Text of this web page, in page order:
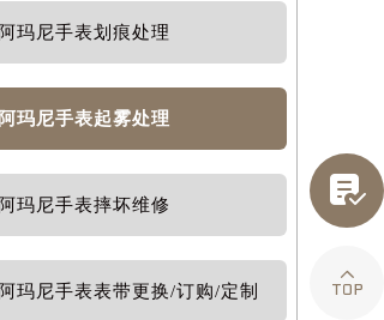
阿玛尼手表划痕处理
阿玛尼手表起雾处理
阿玛尼手表摔坏维修
阿玛尼手表表带更换/订购/定制

